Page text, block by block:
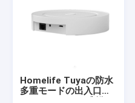
Homelife Tuyaの防水
多重モードの出入口